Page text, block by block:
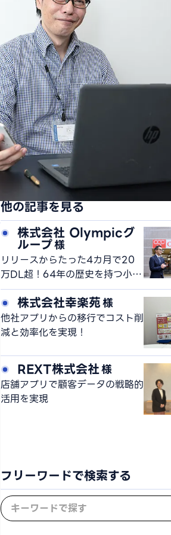
他の記事を見る
株式会社 Olympicグ
ループ様
リリースからたった4カ月で20
万DL超！64年の歴史を持つ小売
業が作ったアプリ「トコポン」開
発とDXプロジェクト
株式会社幸楽苑様
他社アプリからの移行でコスト削
減と効率化を実現！
REXT株式会社様
店舗アプリで顧客データの戦略的
活用を実現
フリーワードで検索する